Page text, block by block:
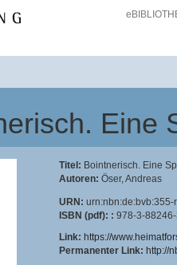
Eine
Titel: Bointnerisch. Eine
Autoren: Öser, Andreas
URN: urn:nbn:de:bvb:355-
ISBN (pdf): : 978-3-
Link: https://
Permanenter Link: http://